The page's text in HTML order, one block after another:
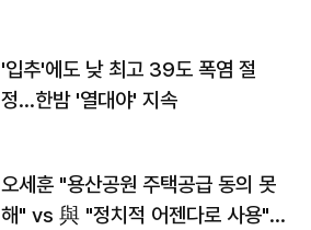
'입추'에도 낮 최고 39도 폭염 절
정…한밤 '열대야' 지속
오세훈 "용산공원 주택공급 동의 못
해" vs 與 "정치적 어젠다로 사용"